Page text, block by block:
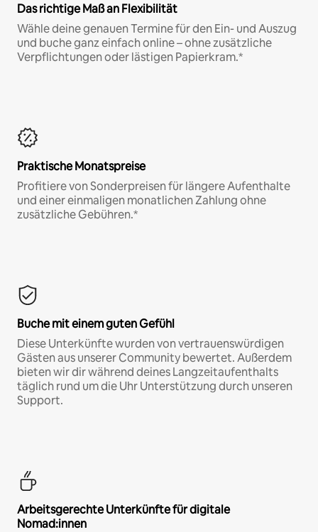
Das richtige Maß an Flexibilität
Wähle deine genauen Termine für den Ein- und Auszug
und buche ganz einfach online – ohne zusätzliche
Verpflichtungen oder lästigen Papierkram.*
Praktische Monatspreise
Profitiere von Sonderpreisen für längere Aufenthalte
und einer einmaligen monatlichen Zahlung ohne
zusätzliche Gebühren.*
Buche mit einem guten Gefühl
Diese Unterkünfte wurden von vertrauenswürdigen
Gästen aus unserer Community bewertet. Außerdem
bieten wir dir während deines Langzeitaufenthalts
täglich rund um die Uhr Unterstützung durch unseren
Support.
Arbeitsgerechte Unterkünfte für digitale
Nomad:innen